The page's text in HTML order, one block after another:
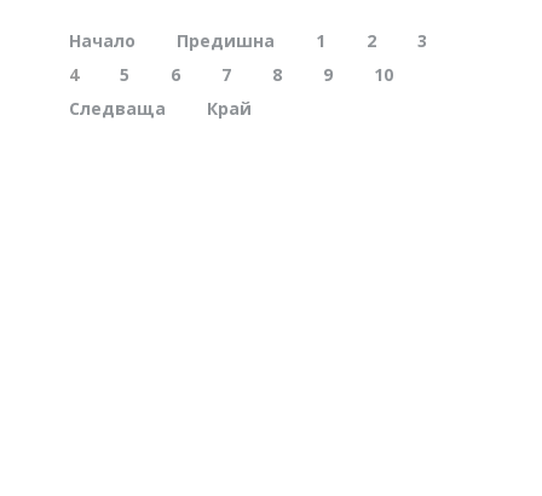
Начало Предишна 1 2
3
4
5 6 7 8 9
10
Следваща
Край